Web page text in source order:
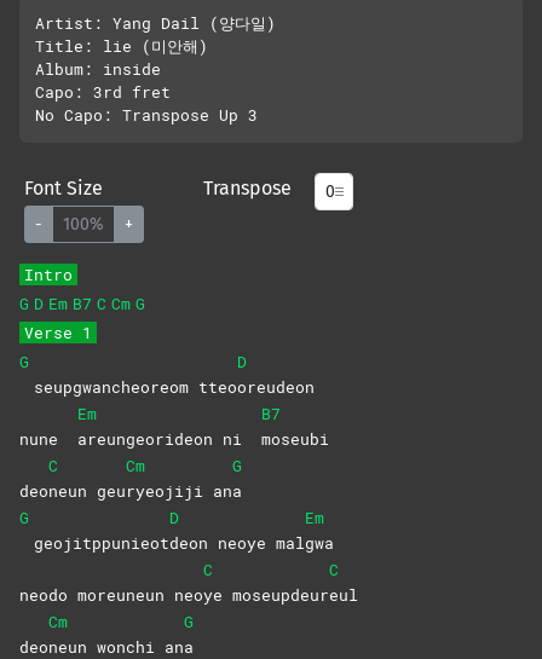
Artist: Yang Dail (양다일)
Title: lie (미안해)
Album: inside
Capo: 3rd fret
Font Size
- 100% +
Transpose
Intro
G D Em B7 C Cm G
Verse 1
G
seupgwancheoreom tteo
D
oreudeon
nune
Em
areungeorideon ni
B7
moseubi
deo
C
neun geu
Cm
ryeojiji an
G
a
G
geojitppunieot
D
deon neoye mal
Em
gwa
neodo moreuneun neo
C
ye moseupdeur
C
eul
deo
Cm
neun wonchi an
G
a